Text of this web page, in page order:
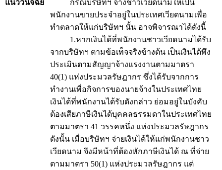
แนววินิจฉัย
กรณีบริษัทฯ จ้างชาวเวียดนามให้เป็น
พนักงานขายประจำอยู่ในประเทศเวียดนามเพื่อ
ทำตลาดให้แก่บริษัทฯ นั้น อาจพิจารณาได้ดังนี้
1.หากเงินได้ที่พนักงานชาวเวียดนามได้รับ
จากบริษัทฯ ตามข้อเท็จจริงข้างต้น เป็นเงินได้พึง
ประเมินตามสัญญาจ้างแรงงานตามมาตรา
40(1) แห่งประมวลรัษฎากร ซึ่งได้รับจากการ
ทำงานเพื่อกิจการของนายจ้างในประเทศไทย
เงินได้ที่พนักงานได้รับดังกล่าว ย่อมอยู่ในบังคับ
ต้องเสียภาษีเงินได้บุคคลธรรมดาในประเทศไทย
ตามมาตรา 41 วรรคหนึ่ง แห่งประมวลรัษฎากร
ดังนั้น เมื่อบริษัทฯ จ่ายเงินได้ให้แก่พนักงานชาว
เวียดนาม จึงมีหน้าที่ต้องหักภาษีเงินได้ ณ ที่จ่าย
ตามมาตรา 50(1) แห่งประมวลรัษฎากร แต่